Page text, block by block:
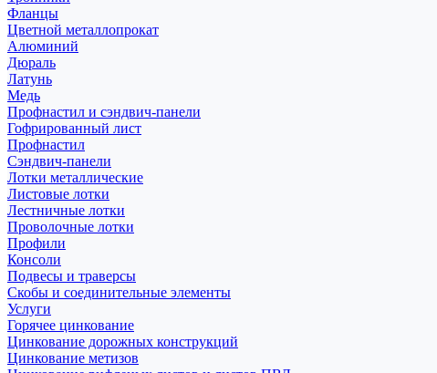
Фланцы
Цветной металлопрокат
Алюминий
Дюраль
Латунь
Медь
Профнастил и сэндвич-панели
Гофрированный лист
Профнастил
Сэндвич-панели
Лотки металлические
Листовые лотки
Лестничные лотки
Проволочные лотки
Профили
Консоли
Подвесы и траверсы
Скобы и соединительные элементы
Услуги
Горячее цинкование
Цинкование дорожных конструкций
Цинкование метизов